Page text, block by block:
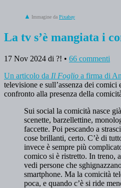
Immagine da Pixabay
La tv s’è mangiata i
17 Nov 2024 di ?! • 66 commenti
Un articolo da Il Foglio a firma di
televisione e sull’assenza dei
confronto alla presenza della
Sui social la comicità nasce
scenette, barzellettine,
faccette. Poi pescando a
cose brillanti, certo. C’è di
invece è sempre più
comico si è ristretto. In treno,
vedi persone che
smartphone. Ma la comicità
poca, e quando c’è si ride